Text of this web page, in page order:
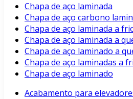
Chapa de aço laminada
Chapa de aço carbono
Chapa de aço laminada a
Chapa de aço laminada a
Chapa de aço laminado a
Chapa de aço laminadas a
Chapa de aço laminado
Acabamento para